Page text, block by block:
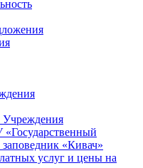
«Кивач»
услуг и цены на